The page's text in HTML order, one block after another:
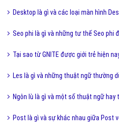
Desktop là gì và các loại màn hình
Seo phi là gì và những tư thế Seo phi
Tại sao từ GNITE được giới trẻ hiện
Les là gì và những thuật ngữ thường
Ngôn lù là gì và một số thuật ngữ
Post là gì và sự khác nhau giữa Post